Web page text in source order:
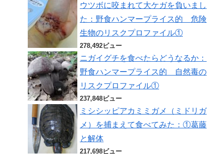
ウツボに咬まれて大ケガを負いまし
た：野食ハンマープライス的 危険
生物のリスクプロファイル①
278,492ビュー
ニガイグチを食べたらどうなるか：
野食ハンマープライス的 自然毒の
リスクプロファイル①
237,848ビュー
ミシシッピアカミミガメ（ミドリガ
メ）を捕まえて食べてみた：①葛藤
と解体
217,698ビュー